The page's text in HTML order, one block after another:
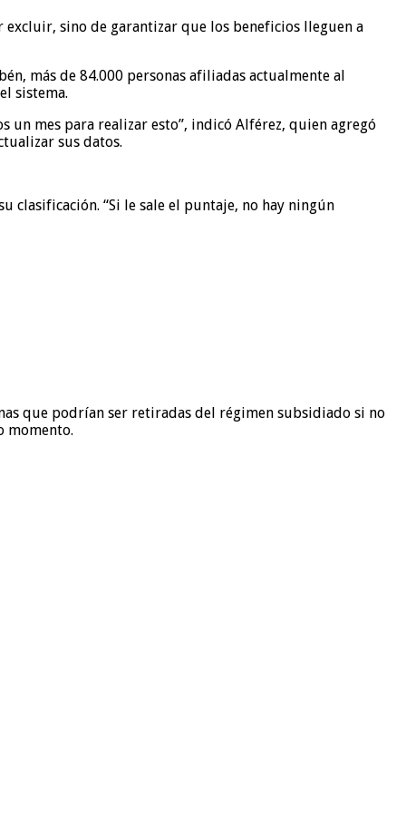
sino de garantizar que los beneficios lleguen a
más de 84.000 personas afiliadas actualmente al
sistema.
un mes para realizar esto”, indicó Alférez, quien agregó
sus datos.
clasificación. “Si le sale el puntaje, no hay ningún
que podrían ser retiradas del régimen subsidiado si no
momento.